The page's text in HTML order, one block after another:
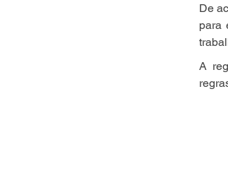
De
para
A